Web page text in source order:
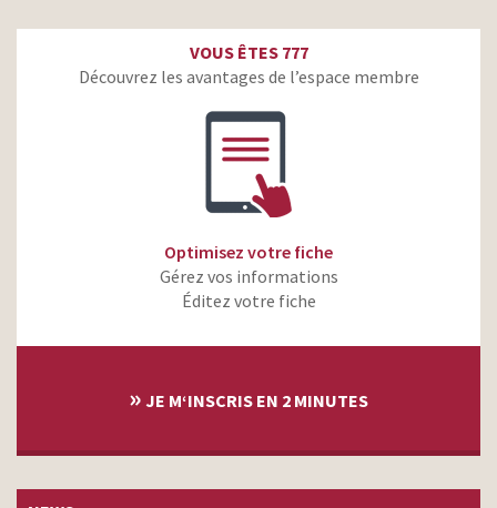
VOUS ÊTES 777
Découvrez les avantages de l’espace membre
Optimisez votre fiche
Gérez vos informations
Éditez votre fiche
» JE M‘INSCRIS EN 2 MINUTES